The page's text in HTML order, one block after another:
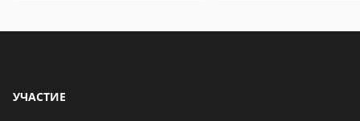
УЧАСТИЕ